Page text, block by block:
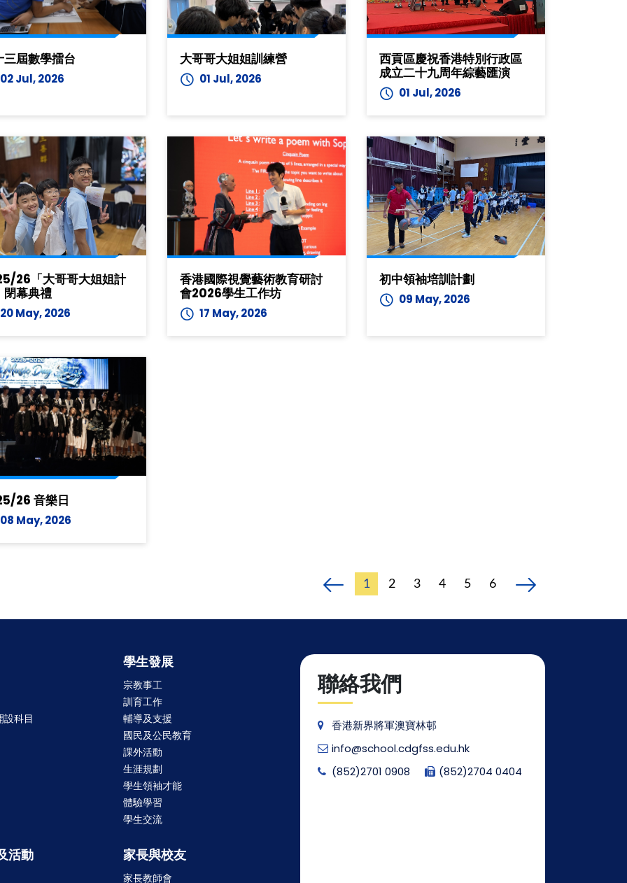
三屆數學擂台
02 Jul, 2026
大哥哥大姐姐訓練營
01 Jul, 2026
西貢區慶祝香港特別行政區
成立二十九周年綜藝匯演
01 Jul, 2026
26「大哥哥大姐姐計
閉幕典禮
20 May, 2026
香港國際視覺藝術教育研討
會2026學生工作坊
17 May, 2026
初中領袖培訓計劃
09 May, 2026
26 音樂日
08 May, 2026
1 2 3 4 5 6
設科目
學生發展
宗教事工
訓育工作
輔導及支援
國民及公民教育
課外活動
生涯規劃
學生領袖才能
體驗學習
學生交流
活動 家長與校友
家長教師會
聯絡我們
香港新界將軍澳寶林邨
info@school.cdgfss.edu.hk
(852)2701 0908
(852)2704 0404